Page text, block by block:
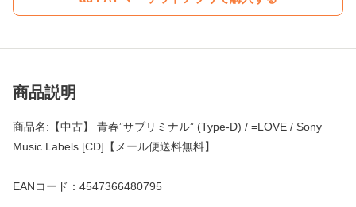
商品説明
商品名:【中古】 青春”サブリミナル” (Type-D) / =LOVE / Sony
Music Labels [CD]【メール便送料無料】
EANコード：4547366480795